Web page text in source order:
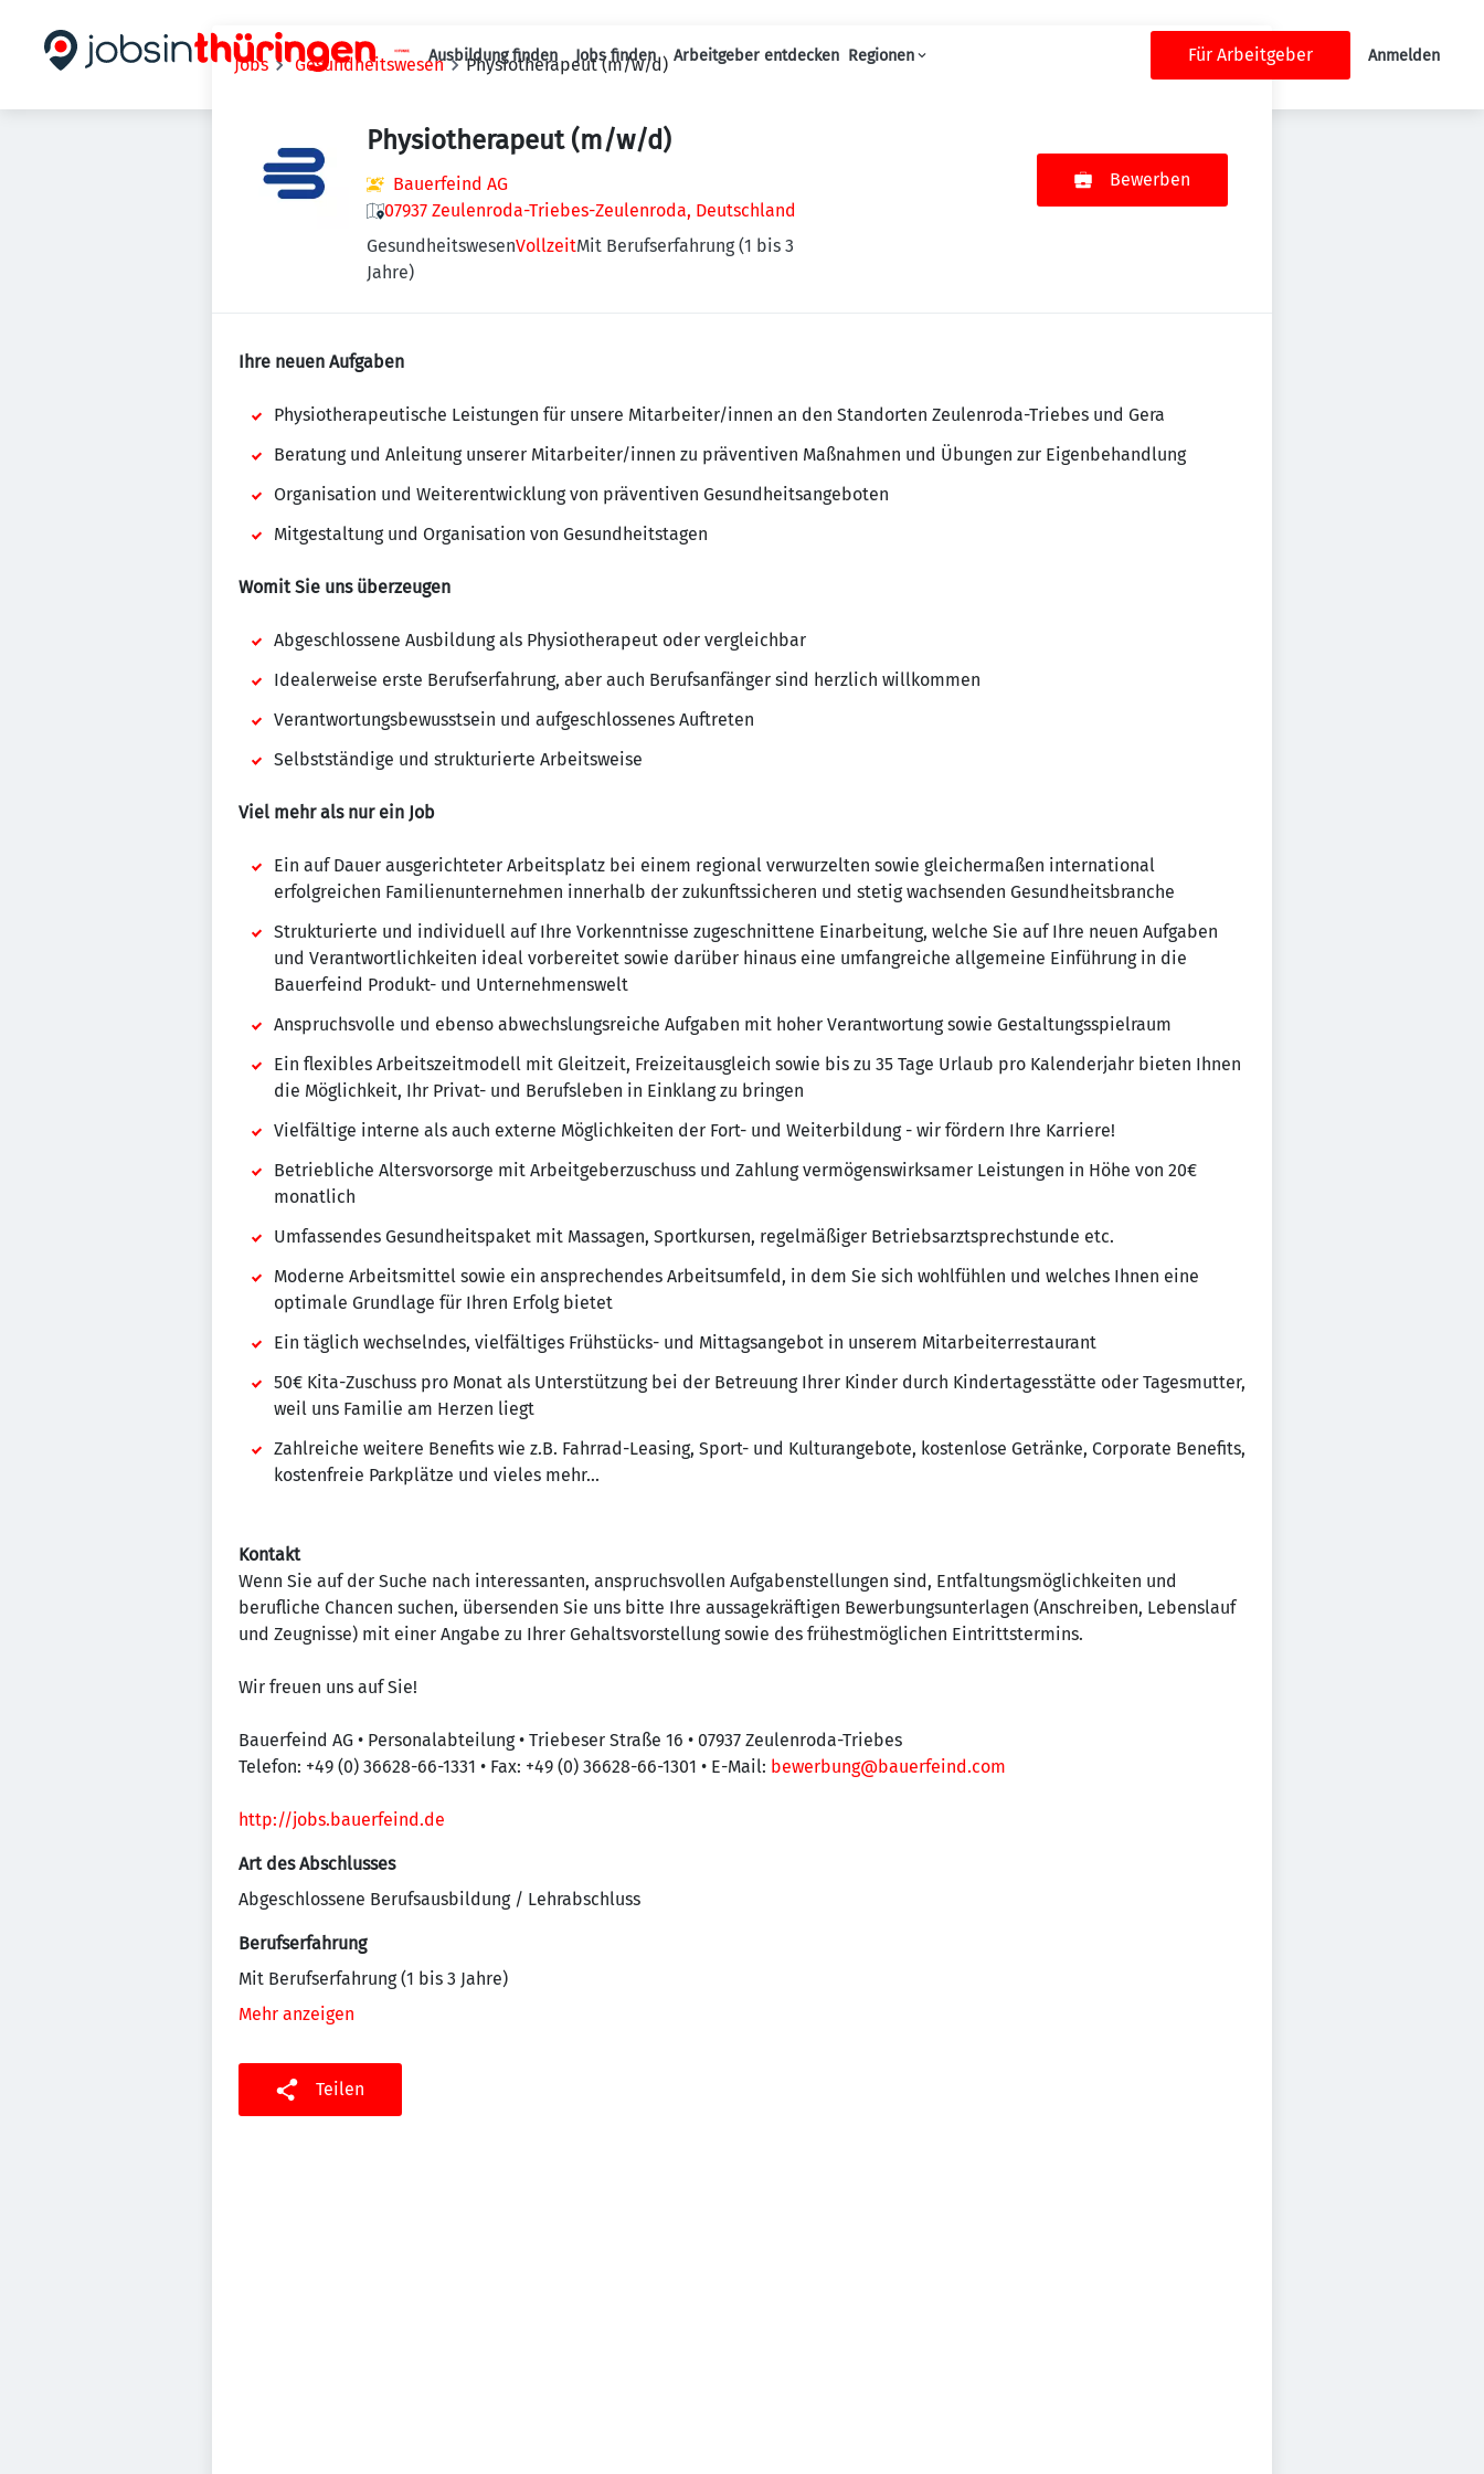
Haupt-Navigation
Ausbildung finden Jobs finden Arbeitgeber entdecken Regionen Für Arbeitgeber Anmelden
Jobs Gesundheitswesen Physiotherapeut (m/w/d)
Physiotherapeut (m/w/d)
Bauerfeind AG
07937 Zeulenroda-Triebes-Zeulenroda, Deutschland
GesundheitswesenVollzeitMit Berufserfahrung (1 bis 3
Jahre)
Bewerben
Ihre neuen Aufgaben
Physiotherapeutische Leistungen für unsere Mitarbeiter/innen an den Standorten Zeulenroda-Triebes und Gera
Beratung und Anleitung unserer Mitarbeiter/innen zu präventiven Maßnahmen und Übungen zur Eigenbehandlung
Organisation und Weiterentwicklung von präventiven Gesundheitsangeboten
Mitgestaltung und Organisation von Gesundheitstagen
Womit Sie uns überzeugen
Abgeschlossene Ausbildung als Physiotherapeut oder vergleichbar
Idealerweise erste Berufserfahrung, aber auch Berufsanfänger sind herzlich willkommen
Verantwortungsbewusstsein und aufgeschlossenes Auftreten
Selbstständige und strukturierte Arbeitsweise
Viel mehr als nur ein Job
Ein auf Dauer ausgerichteter Arbeitsplatz bei einem regional verwurzelten sowie gleichermaßen international
erfolgreichen Familienunternehmen innerhalb der zukunftssicheren und stetig wachsenden Gesundheitsbranche
Strukturierte und individuell auf Ihre Vorkenntnisse zugeschnittene Einarbeitung, welche Sie auf Ihre neuen Aufgaben
und Verantwortlichkeiten ideal vorbereitet sowie darüber hinaus eine umfangreiche allgemeine Einführung in die
Bauerfeind Produkt- und Unternehmenswelt
Anspruchsvolle und ebenso abwechslungsreiche Aufgaben mit hoher Verantwortung sowie Gestaltungsspielraum
Ein flexibles Arbeitszeitmodell mit Gleitzeit, Freizeitausgleich sowie bis zu 35 Tage Urlaub pro Kalenderjahr bieten Ihnen
die Möglichkeit, Ihr Privat- und Berufsleben in Einklang zu bringen
Vielfältige interne als auch externe Möglichkeiten der Fort- und Weiterbildung - wir fördern Ihre Karriere!
Betriebliche Altersvorsorge mit Arbeitgeberzuschuss und Zahlung vermögenswirksamer Leistungen in Höhe von 20€
monatlich
Umfassendes Gesundheitspaket mit Massagen, Sportkursen, regelmäßiger Betriebsarztsprechstunde etc.
Moderne Arbeitsmittel sowie ein ansprechendes Arbeitsumfeld, in dem Sie sich wohlfühlen und welches Ihnen eine
optimale Grundlage für Ihren Erfolg bietet
Ein täglich wechselndes, vielfältiges Frühstücks- und Mittagsangebot in unserem Mitarbeiterrestaurant
50€ Kita-Zuschuss pro Monat als Unterstützung bei der Betreuung Ihrer Kinder durch Kindertagesstätte oder Tagesmutter,
weil uns Familie am Herzen liegt
Zahlreiche weitere Benefits wie z.B. Fahrrad-Leasing, Sport- und Kulturangebote, kostenlose Getränke, Corporate Benefits,
kostenfreie Parkplätze und vieles mehr...
Kontakt
Wenn Sie auf der Suche nach interessanten, anspruchsvollen Aufgabenstellungen sind, Entfaltungsmöglichkeiten und
berufliche Chancen suchen, übersenden Sie uns bitte Ihre aussagekräftigen Bewerbungsunterlagen (Anschreiben, Lebenslauf
und Zeugnisse) mit einer Angabe zu Ihrer Gehaltsvorstellung sowie des frühestmöglichen Eintrittstermins.
Wir freuen uns auf Sie!
Bauerfeind AG • Personalabteilung • Triebeser Straße 16 • 07937 Zeulenroda-Triebes
Telefon: +49 (0) 36628-66-1331 • Fax: +49 (0) 36628-66-1301 • E-Mail: bewerbung@bauerfeind.com
http://jobs.bauerfeind.de
Art des Abschlusses
Abgeschlossene Berufsausbildung / Lehrabschluss
Berufserfahrung
Mit Berufserfahrung (1 bis 3 Jahre)
Mehr anzeigen
Teilen